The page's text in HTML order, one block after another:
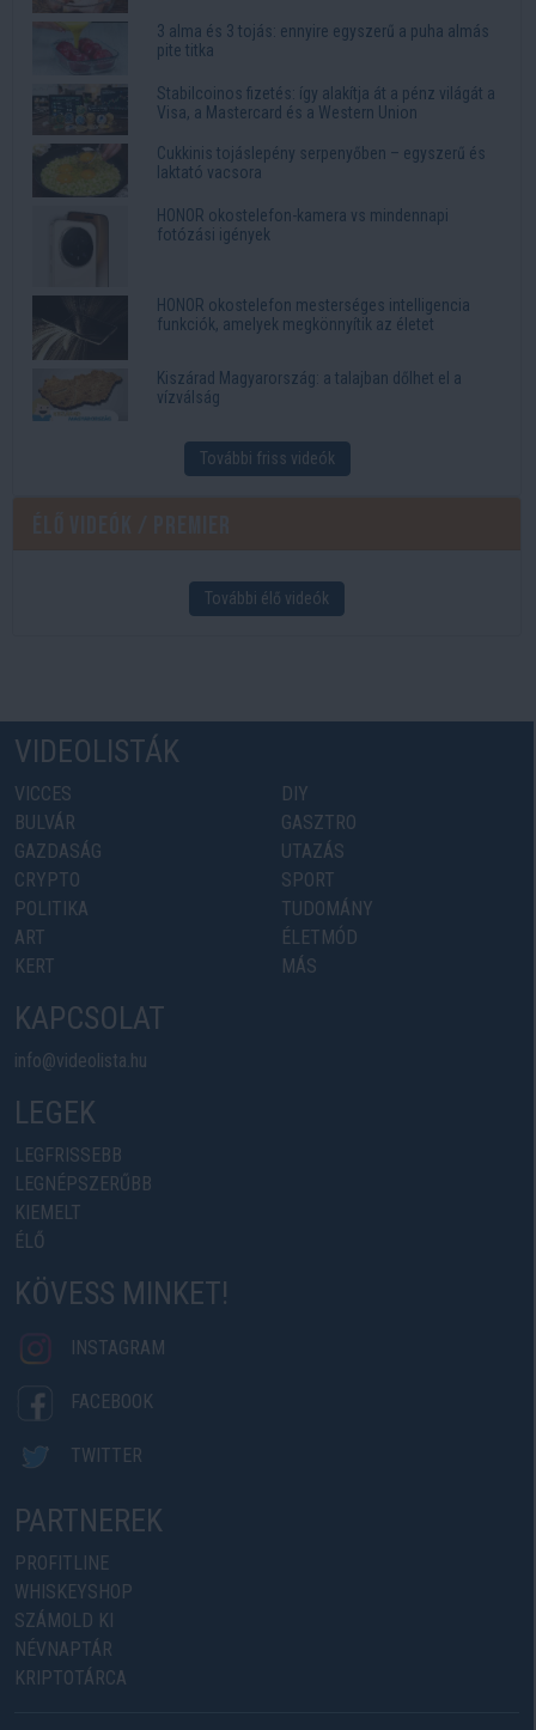
3 alma és 3 tojás: ennyire egyszerű a puha almás
pite titka
Stabilcoinos fizetés: így alakítja át a pénz világát a
Visa, a Mastercard és a Western Union
Cukkinis tojáslepény serpenyőben – egyszerű és
laktató vacsora
HONOR okostelefon-kamera vs mindennapi
fotózási igények
HONOR okostelefon mesterséges intelligencia
funkciók, amelyek megkönnyítik az életet
Kiszárad Magyarország: a talajban dőlhet el a
vízválság
További friss videók
További élő videók
VIDEOLISTÁK
VICCES
BULVÁR
GAZDASÁG
CRYPTO
POLITIKA
ART
KERT
DIY
GASZTRO
UTAZÁS
SPORT
TUDOMÁNY
ÉLETMÓD
MÁS
KAPCSOLAT
info@videolista.hu
LEGEK
LEGFRISSEBB
LEGNÉPSZERŰBB
KIEMELT
ÉLŐ
KÖVESS MINKET!
INSTAGRAM
FACEBOOK
TWITTER
PARTNEREK
PROFITLINE
WHISKEYSHOP
SZÁMOLD KI
NÉVNAPTÁR
KRIPTOTÁRCA